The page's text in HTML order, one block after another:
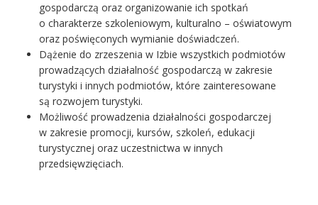
gospodarczą oraz organizowanie ich spotkań
o charakterze szkoleniowym, kulturalno – oświatowym
oraz poświęconych wymianie doświadczeń.
Dążenie do zrzeszenia w Izbie wszystkich podmiotów
prowadzących działalność gospodarczą w zakresie
turystyki i innych podmiotów, które zainteresowane
są rozwojem turystyki.
Możliwość prowadzenia działalności gospodarczej
w zakresie promocji, kursów, szkoleń, edukacji
turystycznej oraz uczestnictwa w innych
przedsięwzięciach.